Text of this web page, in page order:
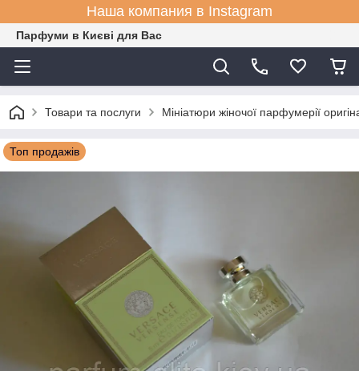
Наша компания в Instagram
Парфуми в Києві для Вас
Товари та послуги Мініатюри жіночої парфумерії
Топ продажів